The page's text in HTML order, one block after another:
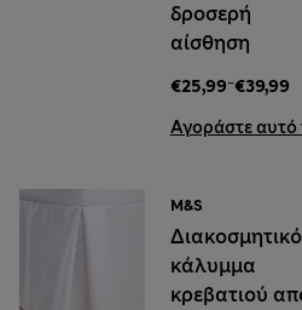
δροσερή
αίσθηση
€25,99-€39,99
Αγοράστε αυτό
M&S
Διακοσμητικό
κάλυμμα
κρεβατιού